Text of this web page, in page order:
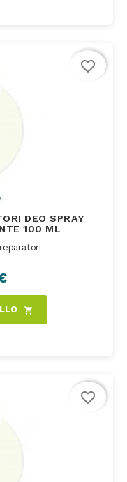
DEO SPRAY
100 ML
shopping_cart
favorite_border
favorite_border